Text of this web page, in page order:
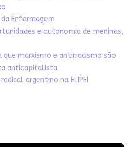
Enfermagem
e autonomia de meninas,
marxismo e antirracismo são
anticapitalista
argentino na FLIPEI